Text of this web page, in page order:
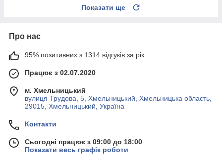
Показати ще
Про нас
95% позитивних з 1314 відгуків за рік
Працює з 02.07.2020
м. Хмельницький
вулиця Трудова, 5, Хмельницький, Хмельницька область,
29015, Хмельницький, Україна
Контакти
Сьогодні працює з 09:00 до 18:00
Показати весь графік роботи